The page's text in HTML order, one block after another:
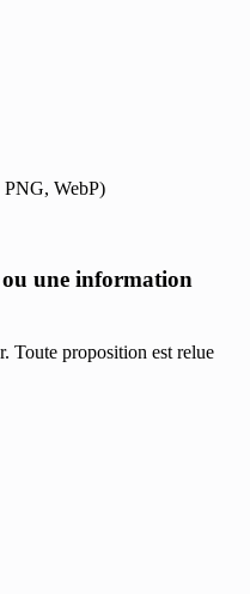
PNG, WebP)
ou une information
Toute proposition est relue